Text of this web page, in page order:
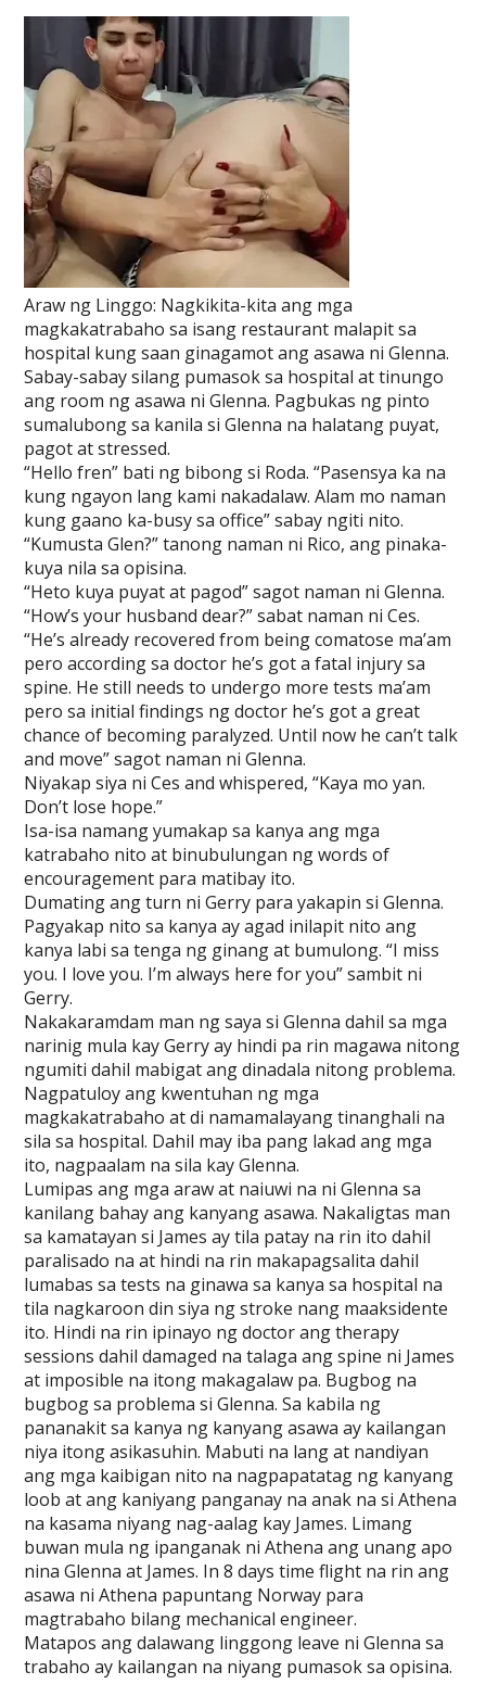
Araw ng Linggo: Nagkikita-kita ang mga
magkakatrabaho sa isang restaurant malapit sa
hospital kung saan ginagamot ang asawa ni Glenna.
Sabay-sabay silang pumasok sa hospital at tinungo
ang room ng asawa ni Glenna. Pagbukas ng pinto
sumalubong sa kanila si Glenna na halatang puyat,
pagot at stressed.
“Hello fren” bati ng bibong si Roda. “Pasensya ka na
kung ngayon lang kami nakadalaw. Alam mo naman
kung gaano ka-busy sa office” sabay ngiti nito.
“Kumusta Glen?” tanong naman ni Rico, ang pinaka-
kuya nila sa opisina.
“Heto kuya puyat at pagod” sagot naman ni Glenna.
“How’s your husband dear?” sabat naman ni Ces.
“He’s already recovered from being comatose ma’am
pero according sa doctor he’s got a fatal injury sa
spine. He still needs to undergo more tests ma’am
pero sa initial findings ng doctor he’s got a great
chance of becoming paralyzed. Until now he can’t talk
and move” sagot naman ni Glenna.
Niyakap siya ni Ces and whispered, “Kaya mo yan.
Don’t lose hope.”
Isa-isa namang yumakap sa kanya ang mga
katrabaho nito at binubulungan ng words of
encouragement para matibay ito.
Dumating ang turn ni Gerry para yakapin si Glenna.
Pagyakap nito sa kanya ay agad inilapit nito ang
kanya labi sa tenga ng ginang at bumulong. “I miss
you. I love you. I’m always here for you” sambit ni
Gerry.
Nakakaramdam man ng saya si Glenna dahil sa mga
narinig mula kay Gerry ay hindi pa rin magawa nitong
ngumiti dahil mabigat ang dinadala nitong problema.
Nagpatuloy ang kwentuhan ng mga
magkakatrabaho at di namamalayang tinanghali na
sila sa hospital. Dahil may iba pang lakad ang mga
ito, nagpaalam na sila kay Glenna.
Lumipas ang mga araw at naiuwi na ni Glenna sa
kanilang bahay ang kanyang asawa. Nakaligtas man
sa kamatayan si James ay tila patay na rin ito dahil
paralisado na at hindi na rin makapagsalita dahil
lumabas sa tests na ginawa sa kanya sa hospital na
tila nagkaroon din siya ng stroke nang maaksidente
ito. Hindi na rin ipinayo ng doctor ang therapy
sessions dahil damaged na talaga ang spine ni James
at imposible na itong makagalaw pa. Bugbog na
bugbog sa problema si Glenna. Sa kabila ng
pananakit sa kanya ng kanyang asawa ay kailangan
niya itong asikasuhin. Mabuti na lang at nandiyan
ang mga kaibigan nito na nagpapatatag ng kanyang
loob at ang kaniyang panganay na anak na si Athena
na kasama niyang nag-aalag kay James. Limang
buwan mula ng ipanganak ni Athena ang unang apo
nina Glenna at James. In 8 days time flight na rin ang
asawa ni Athena papuntang Norway para
magtrabaho bilang mechanical engineer.
Matapos ang dalawang linggong leave ni Glenna sa
trabaho ay kailangan na niyang pumasok sa opisina.